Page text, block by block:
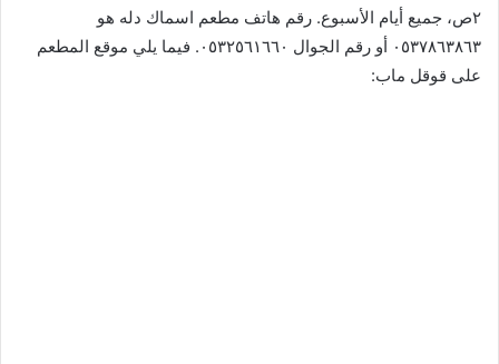
٢ص، جميع أيام الأسبوع. رقم هاتف مطعم اسماك دله هو
٠٥٣٧٨٦٣٨٦٣ أو رقم الجوال ٠٥٣٢٥٦١٦٦٠. فيما يلي موقع المطعم
على قوقل ماب: